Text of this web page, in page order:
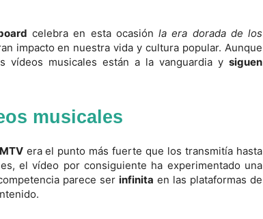
celebra en esta ocasiónla era dorada de los
impacto en nuestra vida y cultura popular. Aunque
vídeos musicales están a la vanguardia y siguen
musicales
MTVera el punto más fuerte que los transmitía hasta
el vídeo por consiguiente ha experimentado una
parece ser infinita en las plataformas de